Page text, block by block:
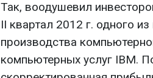
Так, воодушевил
II квартал 2012 г. одного
производства
компьютерных услуг IBM.